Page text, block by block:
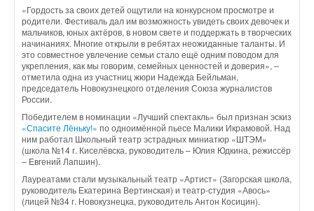
«Гордость за своих детей ощутили на конкурсном просмотре и
родители. Фестиваль дал им возможность увидеть своих девочек и
мальчиков, юных актёров, в новом свете и поддержать в творческих
начинаниях. Многие открыли в ребятах неожиданные таланты. И
это совместное увлечение семьи стало ещё одним поводом для
укрепления, как мы говорим, семейных ценностей и доверия», –
отметила одна из участниц жюри Надежда Бейльман,
председатель Новокузнецкого отделения Союза журналистов
России.
Победителем в номинации «Лучший спектакль» был признан эскиз
«Спасите Лёньку!» по одноимённой пьесе Малики Икрамовой. Над
ним работал Школьный театр эстрадных миниатюр «ШТЭМ»
(школа №14 г. Киселёвска, руководитель – Юлия Юдкина, режиссёр
– Евгений Лапшин).
Лауреатами стали музыкальный театр «Артист» (Загорская школа,
руководитель Екатерина Вертинская) и театр-студия «Авось»
(лицей №34 г. Новокузнецка, руководитель Антон Косицин).